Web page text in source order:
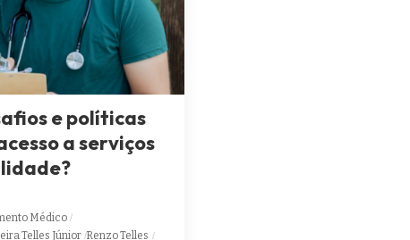
e políticas
a serviços
Médico
Telles Júnior Renzo Telles